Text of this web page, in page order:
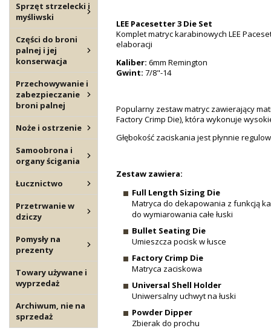
Sprzęt strzelecki i
myśliwski
Części do broni
palnej i jej
konserwacja
Przechowywanie i
zabezpieczanie
broni palnej
Noże i ostrzenie
Samoobrona i
organy ścigania
Łucznictwo
Przetrwanie w
dziczy
Pomysły na
prezenty
Towary używane i
wyprzedaż
Archiwum, nie na
sprzedaż
LEE Pacesetter 3 Die Set
Komplet matryc karabinowych LEE
elaboracji
Kaliber: 6mm Remington
Gwint: 7/8"-14
Popularny zestaw matryc zawierający
Factory Crimp Die), która wykonuje
Głębokość zaciskania jest płynnie
Zestaw zawiera:
Full Length Sizing Die
Matryca do dekapowania z funkcją
do wymiarowania całe łuski
Bullet Seating Die
Umieszcza pocisk w łusce
Factory Crimp Die
Matryca zaciskowa
Universal Shell Holder
Uniwersalny uchwyt na łuski
Powder Dipper
Zbierak do prochu